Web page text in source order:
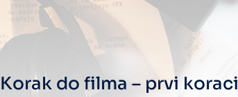
Korak do filma – prvi koraci